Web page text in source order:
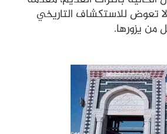
تعوض للاستكشاف التاريخي
من يزورها.